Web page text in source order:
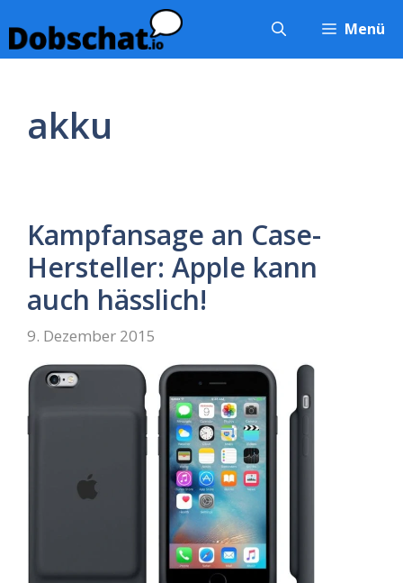
Inhalt
springen
Menü
akku
Kampfansage an Case-
Hersteller: Apple kann
auch hässlich!
9. Dezember 2015